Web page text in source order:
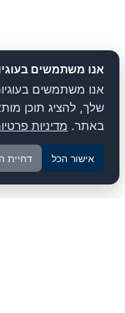
אנו משתמשים
אנו משתמשים
שלך, להציג תוכן
באתר. מדיניות
אישור הכל דחיית